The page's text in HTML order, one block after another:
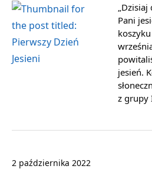
Pani
jesień.
z grupy
2 października 2022